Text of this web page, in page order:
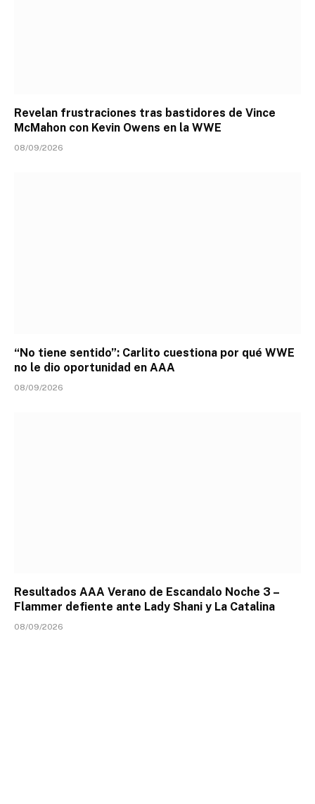
Revelan frustraciones tras bastidores de Vince
McMahon con Kevin Owens en la WWE
08/09/2026
“No tiene sentido”: Carlito cuestiona por qué WWE
no le dio oportunidad en AAA
08/09/2026
Resultados AAA Verano de Escandalo Noche 3 –
Flammer defiente ante Lady Shani y La Catalina
08/09/2026